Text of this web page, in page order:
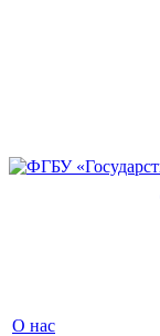
О нас